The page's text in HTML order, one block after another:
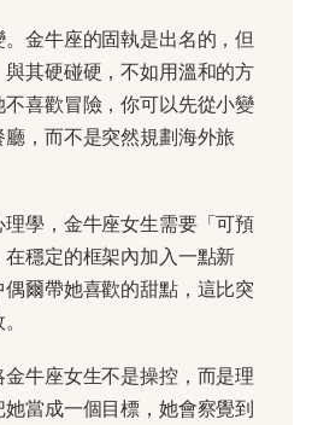
金牛座的固執是出名的，但
其硬碰硬，不如用溫和的方
喜歡冒險，你可以先從小變
，而不是突然規劃海外旅
學，金牛座女生需要「可預
穩定的框架內加入一點新
爾帶她喜歡的甜點，這比突
牛座女生不是操控，而是理
當成一個目標，她會察覺到